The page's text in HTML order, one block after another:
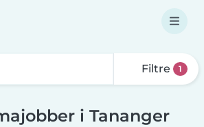
Filtre 1
i Tananger